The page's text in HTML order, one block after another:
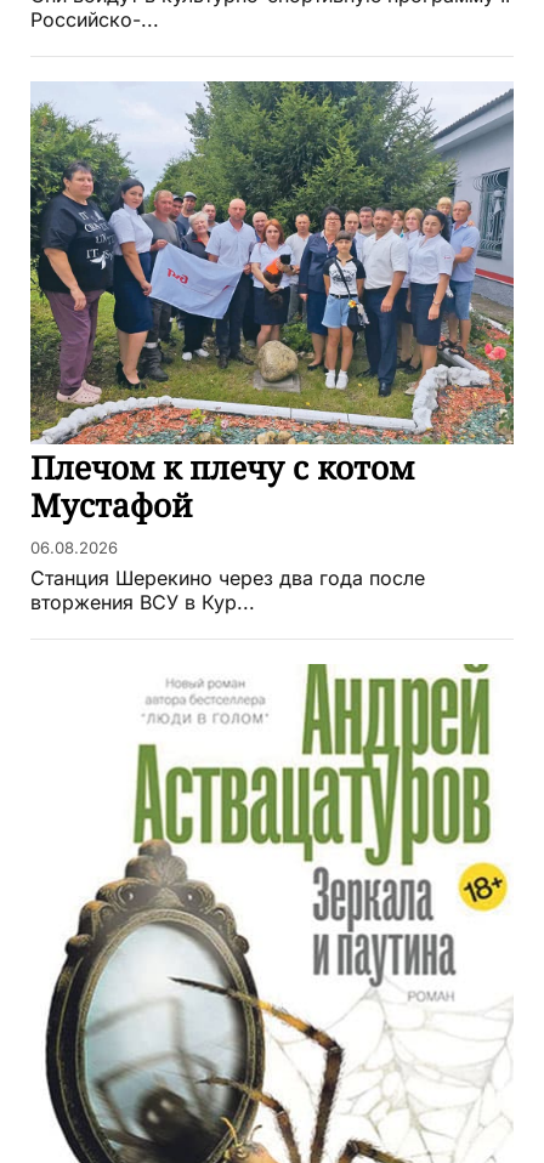
Российско-...
Плечом к плечу с котом
Мустафой
06.08.2026
Станция Шерекино через два года после
вторжения ВСУ в Кур...